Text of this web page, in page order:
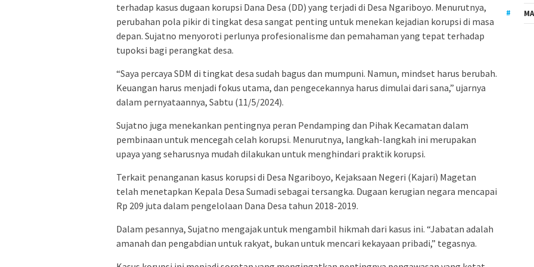
terhadap kasus dugaan korupsi Dana Desa (DD) yang terjadi di Desa Ngariboyo. Menurutnya,
perubahan pola pikir di tingkat desa sangat penting untuk menekan kejadian korupsi di masa
depan. Sujatno menyoroti perlunya profesionalisme dan pemahaman yang tepat terhadap
tupoksi bagi perangkat desa.
“Saya percaya SDM di tingkat desa sudah bagus dan mumpuni. Namun, mindset harus berubah.
Keuangan harus menjadi fokus utama, dan pengecekannya harus dimulai dari sana,” ujarnya
dalam pernyataannya, Sabtu (11/5/2024).
Sujatno juga menekankan pentingnya peran Pendamping dan Pihak Kecamatan dalam
pembinaan untuk mencegah celah korupsi. Menurutnya, langkah-langkah ini merupakan
upaya yang seharusnya mudah dilakukan untuk menghindari praktik korupsi.
Terkait penanganan kasus korupsi di Desa Ngariboyo, Kejaksaan Negeri (Kajari) Magetan
telah menetapkan Kepala Desa Sumadi sebagai tersangka. Dugaan kerugian negara mencapai
Rp 209 juta dalam pengelolaan Dana Desa tahun 2018-2019.
Dalam pesannya, Sujatno mengajak untuk mengambil hikmah dari kasus ini. “Jabatan adalah
amanah dan pengabdian untuk rakyat, bukan untuk mencari kekayaan pribadi,” tegasnya.